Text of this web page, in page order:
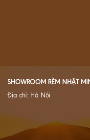
SHOWROOM RÈM NHẬT
Địa chỉ: Hà Nội